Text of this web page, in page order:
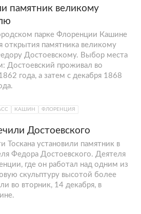
памятник великому
парке Флоренции Кашине
открытия памятника великому
Достоевскому. Выбор места
Достоевский проживал во
года, а затем с декабря 1868
КАШИН ФЛОРЕНЦИЯ
Достоевского
Тоскана установили памятник в
Федора Достоевского. Деятеля
где он работал над одним из
скульптуру высотой более
во вторник, 14 декабря, в